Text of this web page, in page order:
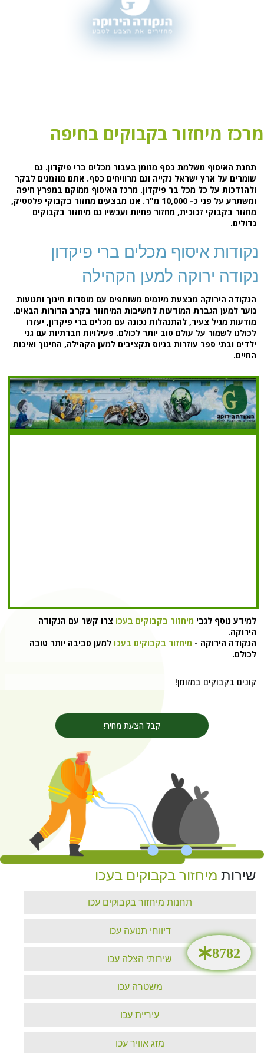
מרכז מיחזור בקבוקים בחיפה
תחנת האיסוף משלמת כסף מזומן בעבור מכלים ברי פיקדון. גם
שומרים על ארץ ישראל נקייה וגם מרוויחים כסף. אתם מוזמנים לבקר
ולהזדכות על כל מכל בר פיקדון. מרכז האיסוף ממוקם במפרץ חיפה
ומשתרע על פני כ- 10,000 מ"ר. אנו מבצעים מחזור בקבוקי פלסטיק,
מחזור בקבוקי זכוכית, מחזור פחיות ועכשיו גם מיחזור בקבוקים
גדולים.
נקודות איסוף מכלים ברי פיקדון
נקודה ירוקה למען הקהילה
הנקודה הירוקה מבצעת מיזמים משותפים עם מוסדות חינוך ותנועות
נוער למען הגברת המודעות לחשיבות המיחזור בקרב הדורות הבאים.
מודעות מגיל צעיר, להתנהלות נכונה עם מכלים ברי פיקדון, יעזרו
לכולנו לשמור על עולם טוב יותר לכולם. פעילויות חברתיות עם גני
ילדים ובתי ספר עוזרות בגיוס תקציבים למען הקהילה, החינוך ואיכות
החיים.
למידע נוסף לגבי מיחזור בקבוקים בעכו צרו קשר עם הנקודה
הירוקה.
הנקודה הירוקה - מיחזור בקבוקים בעכו למען סביבה יותר טובה
לכולם.
קונים בקבוקים במזומן!
קבל הצעת מחיר!
שירות מיחזור בקבוקים בעכו
תחנות מיחזור בקבוקים עכו
דיווחי תנועה עכו
שירותי הצלה עכו
משטרה עכו
עיריית עכו
מזג אוויר עכו